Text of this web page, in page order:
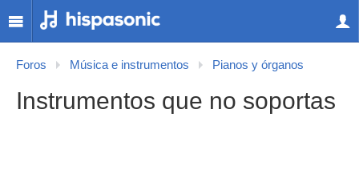
Foros Música e instrumentos Pianos y órganos
Instrumentos que no soportas